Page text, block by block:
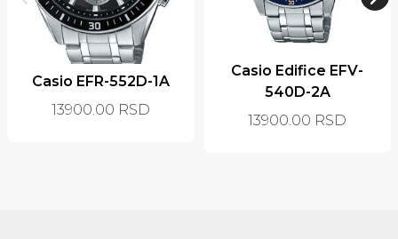
Casio EFR-552D-1A
13900.00 RSD
Casio Edifice EFV-
540D-2A
13900.00 RSD